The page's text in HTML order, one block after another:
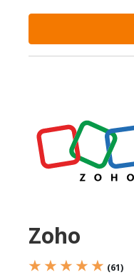
Zoho
★ ★ ★ ★ ★ (61)